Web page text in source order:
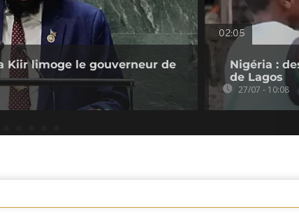
Kiir limoge le gouverneur de
02:05
Nigéria :
de Lagos
27/07 - 10:08